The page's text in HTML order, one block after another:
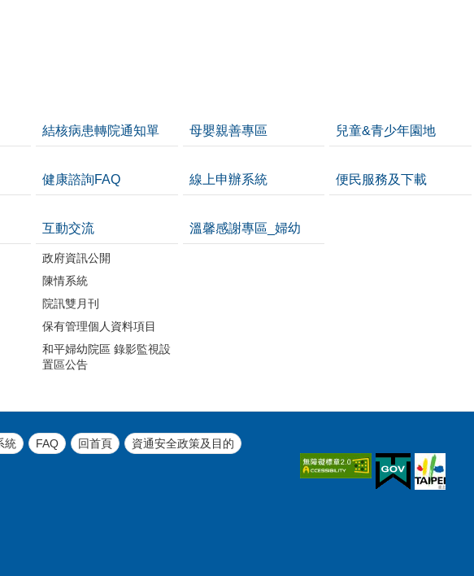
結核病患轉院通知單 母嬰親善專區 兒童&青少年園地
健康諮詢FAQ 線上申辦系統 便民服務及下載
互動交流
政府資訊公開
陳情系統
院訊雙月刊
保有管理個人資料項目
和平婦幼院區 錄影監視設
置區公告
溫馨感謝專區_婦幼
統 FAQ 回首頁 資通安全政策及目的